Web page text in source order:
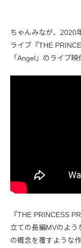
ちゃんみなが、2020
ライブ『THE
「Angel」のライブ映
『THE PRINCESS
立ての長編MVのよう
の概念を覆すような